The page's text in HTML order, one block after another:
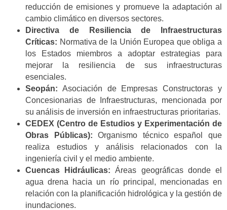
reducción de emisiones y promueve la adaptación al
cambio climático en diversos sectores.
Directiva de Resiliencia de Infraestructuras
Críticas: Normativa de la Unión Europea que obliga a
los Estados miembros a adoptar estrategias para
mejorar la resiliencia de sus infraestructuras
esenciales.
Seopán: Asociación de Empresas Constructoras y
Concesionarias de Infraestructuras, mencionada por
su análisis de inversión en infraestructuras prioritarias.
CEDEX (Centro de Estudios y Experimentación de
Obras Públicas): Organismo técnico español que
realiza estudios y análisis relacionados con la
ingeniería civil y el medio ambiente.
Cuencas Hidráulicas: Áreas geográficas donde el
agua drena hacia un río principal, mencionadas en
relación con la planificación hidrológica y la gestión de
inundaciones.